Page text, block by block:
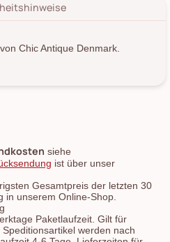
Chic Antique Denmark.
siehe
ist über unser
Gesamtpreis der letzten 30
in unserem Online-Shop.
Paketlaufzeit. Gilt für
werden nach